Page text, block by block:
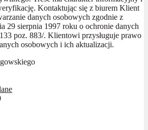
Kontaktując się z biurem Klient
danych osobowych zgodnie z
29 sierpnia 1997 roku o ochronie danych
poz. 883/. Klientowi przysługuje prawo
osobowych i ich aktualizacji.